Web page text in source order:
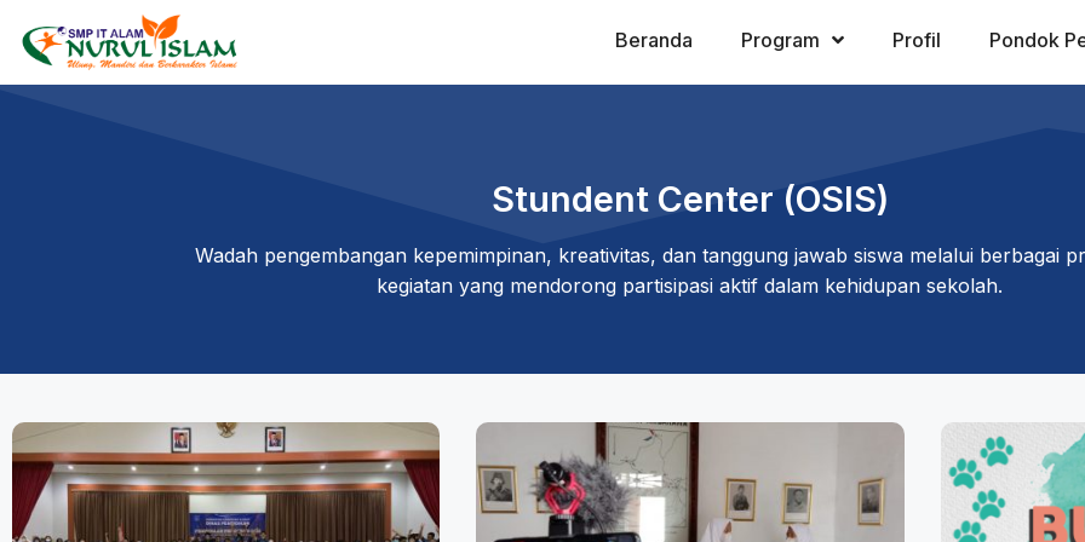
Beranda Program Profil Pondok
Stundent Center (OSIS)
Wadah pengembangan kepemimpinan, kreativitas, dan tanggung jawab siswa melalui berbagai
kegiatan yang mendorong partisipasi aktif dalam kehidupan sekolah.